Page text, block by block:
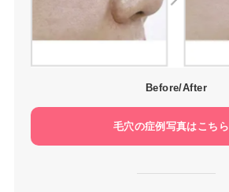
Before/After
毛穴の症例写真はこちら